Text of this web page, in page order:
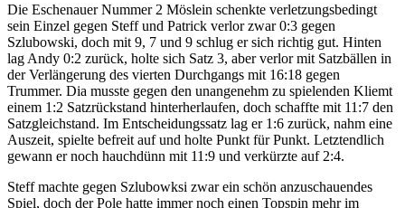
Die Eschenauer Nummer 2 Möslein schenkte verletzungsbedingt
sein Einzel gegen Steff und Patrick verlor zwar 0:3 gegen
Szlubowski, doch mit 9, 7 und 9 schlug er sich richtig gut. Hinten
lag Andy 0:2 zurück, holte sich Satz 3, aber verlor mit Satzbällen in
der Verlängerung des vierten Durchgangs mit 16:18 gegen
Trummer. Dia musste gegen den unangenehm zu spielenden Kliemt
einem 1:2 Satzrückstand hinterherlaufen, doch schaffte mit 11:7 den
Satzgleichstand. Im Entscheidungssatz lag er 1:6 zurück, nahm eine
Auszeit, spielte befreit auf und holte Punkt für Punkt. Letztendlich
gewann er noch hauchdünn mit 11:9 und verkürzte auf 2:4.
Steff machte gegen Szlubowksi zwar ein schön anzuschauendes
Spiel, doch der Pole hatte immer noch einen Topspin mehr im